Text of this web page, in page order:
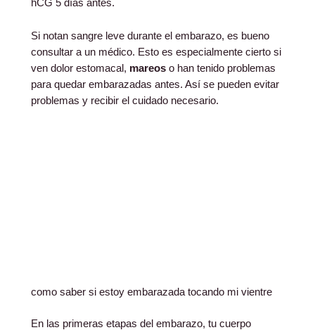
hCG 5 días antes.
Si notan sangre leve durante el embarazo, es bueno
consultar a un médico. Esto es especialmente cierto si
ven dolor estomacal, mareos o han tenido problemas
para quedar embarazadas antes. Así se pueden evitar
problemas y recibir el cuidado necesario.
como saber si estoy embarazada tocando mi vientre
En las primeras etapas del embarazo, tu cuerpo